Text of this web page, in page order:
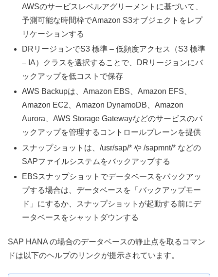
AWSのサービスレベルアグリーメントに基づいて、
予測可能な時間枠でAmazon S3オブジェクトをレプ
リケーションする
DRリージョンでS3 標準 – 低頻度アクセス（S3 標準
– IA）クラスを選択することで、DRリージョンにバ
ックアップを低コストで保存
AWS Backupは、Amazon EBS、Amazon EFS、
Amazon EC2、Amazon DynamoDB、Amazon
Aurora、AWS Storage Gatewayなどのサービスのバ
ックアップを管理するコントロールプレーンを提供
スナップショットは、/usr/sap/* や /sapmnt/* などの
SAPファイルシステムをバックアップする
EBSスナップショットでデータベースをバックアッ
プする場合は、データベースを「バックアップモー
ド」にするか、スナップショットが起動する前にデ
ータベースをシャットダウンする
SAP HANA の場合のデータベースの静止点を取るコマン
ドは以下のヘルプのリンクが提示されています。